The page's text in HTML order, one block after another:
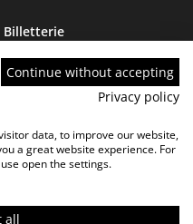
Billetterie
IMA tourcoing
Marchés publics
Continue without accepting
Privacy policy
data, to improve our website,
a great website experience. For
open the settings.
all